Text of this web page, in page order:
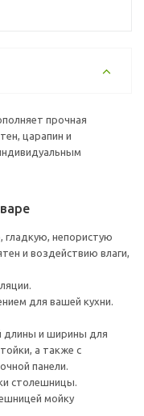
прочная
царапин и
непористую
и воздействию влаги,
для вашей кухни.
длины и ширины для
а также с
панели.
столешницы.
мойку